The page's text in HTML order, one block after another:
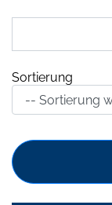
Sortierung